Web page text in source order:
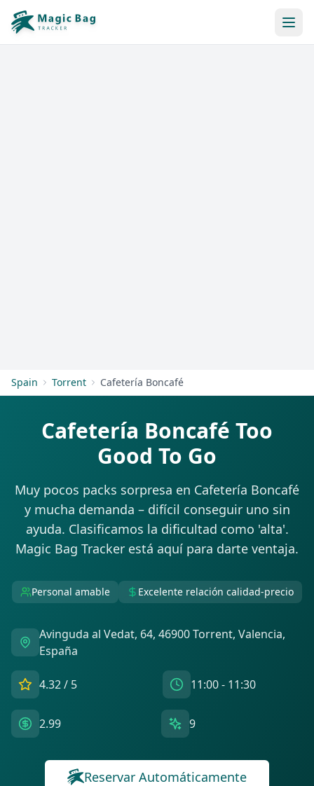
Spain Torrent Cafetería Boncafé
Cafetería Boncafé Too
Good To Go
Muy pocos packs sorpresa en Cafetería Boncafé
y mucha demanda – difícil conseguir uno sin
ayuda. Clasificamos la dificultad como 'alta'.
Magic Bag Tracker está aquí para darte ventaja.
Personal amable Excelente relación calidad-precio
Avinguda al Vedat, 64, 46900 Torrent, Valencia,
España
4.32/ 5 11:00 - 11:30
2.99 9
Reservar Automáticamente